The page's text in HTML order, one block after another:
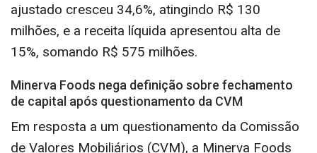
ajustado cresceu 34,6%, atingindo R$ 130
milhões, e a receita líquida apresentou alta de
15%, somando R$ 575 milhões.
Minerva Foods nega definição sobre fechamento
de capital após questionamento da CVM
Em resposta a um questionamento da Comissão
de Valores Mobiliários (CVM), a Minerva Foods